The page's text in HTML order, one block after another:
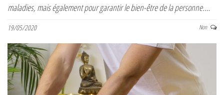
maladies, mais également pour garantir le bien-être de la personne.…
19/05/2020 Non